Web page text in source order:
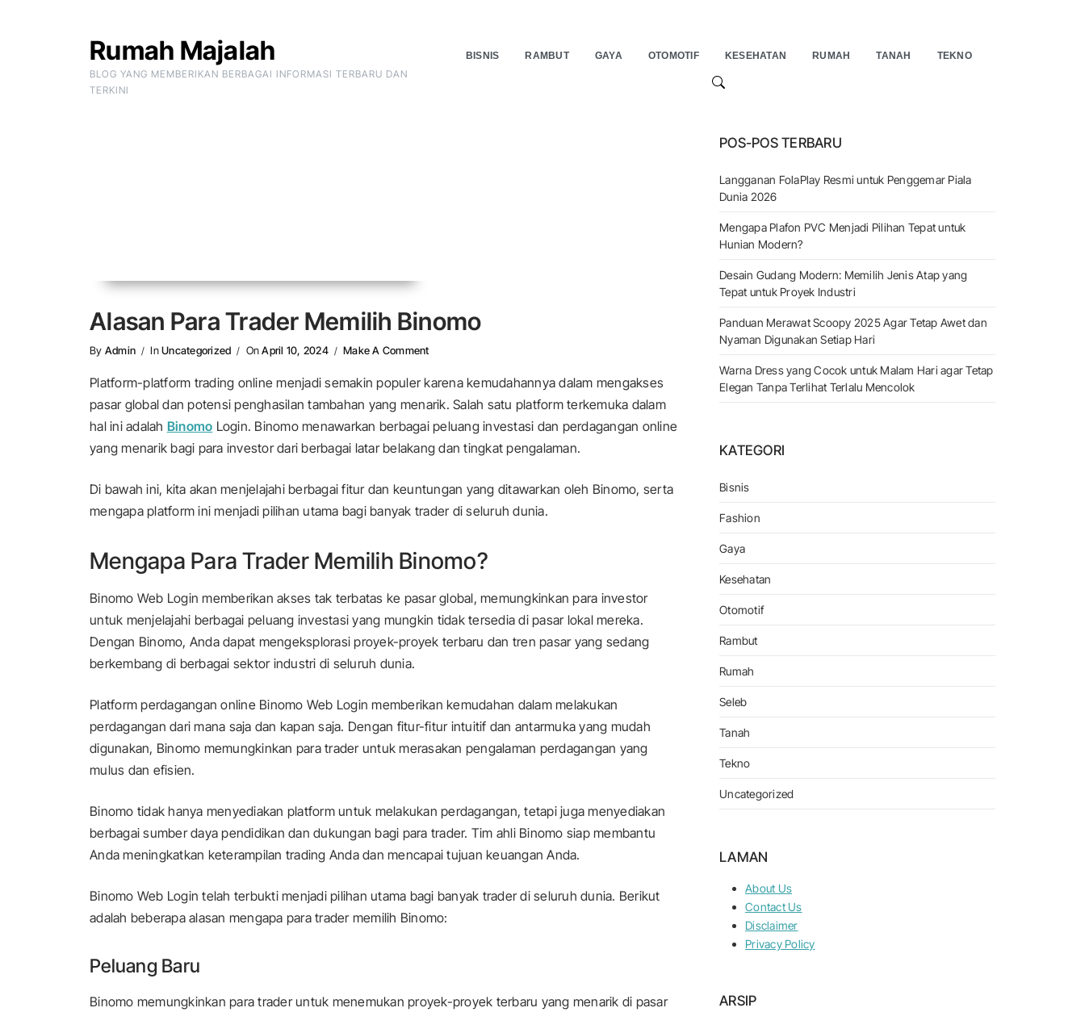
Rumah Majalah
BLOG YANG MEMBERIKAN BERBAGAI INFORMASI TERBARU DAN
TERKINI
BISNIS RAMBUT GAYA OTOMOTIF KESEHATAN RUMAH TANAH TEKNO
SEARCH
Alasan Para Trader Memilih Binomo
By Admin InUncategorized OnApril 10, 2024 Make A CommentOn Alasan Para Trader Memilih Binomo
Platform-platform trading online menjadi semakin populer karena kemudahannya dalam mengakses
pasar global dan potensi penghasilan tambahan yang menarik. Salah satu platform terkemuka dalam
hal ini adalah Binomo Login. Binomo menawarkan berbagai peluang investasi dan perdagangan online
yang menarik bagi para investor dari berbagai latar belakang dan tingkat pengalaman.
Di bawah ini, kita akan menjelajahi berbagai fitur dan keuntungan yang ditawarkan oleh Binomo, serta
mengapa platform ini menjadi pilihan utama bagi banyak trader di seluruh dunia.
Mengapa Para Trader Memilih Binomo?
Binomo Web Login memberikan akses tak terbatas ke pasar global, memungkinkan para investor
untuk menjelajahi berbagai peluang investasi yang mungkin tidak tersedia di pasar lokal mereka.
Dengan Binomo, Anda dapat mengeksplorasi proyek-proyek terbaru dan tren pasar yang sedang
berkembang di berbagai sektor industri di seluruh dunia.
Platform perdagangan online Binomo Web Login memberikan kemudahan dalam melakukan
perdagangan dari mana saja dan kapan saja. Dengan fitur-fitur intuitif dan antarmuka yang mudah
digunakan, Binomo memungkinkan para trader untuk merasakan pengalaman perdagangan yang
mulus dan efisien.
Binomo tidak hanya menyediakan platform untuk melakukan perdagangan, tetapi juga menyediakan
berbagai sumber daya pendidikan dan dukungan bagi para trader. Tim ahli Binomo siap membantu
Anda meningkatkan keterampilan trading Anda dan mencapai tujuan keuangan Anda.
Binomo Web Login telah terbukti menjadi pilihan utama bagi banyak trader di seluruh dunia. Berikut
adalah beberapa alasan mengapa para trader memilih Binomo:
Peluang Baru
Binomo memungkinkan para trader untuk menemukan proyek-proyek terbaru yang menarik di pasar
POS-POS TERBARU
Langganan FolaPlay Resmi untuk Penggemar Piala
Dunia 2026
Mengapa Plafon PVC Menjadi Pilihan Tepat untuk
Hunian Modern?
Desain Gudang Modern: Memilih Jenis Atap yang
Tepat untuk Proyek Industri
Panduan Merawat Scoopy 2025 Agar Tetap Awet dan
Nyaman Digunakan Setiap Hari
Warna Dress yang Cocok untuk Malam Hari agar Tetap
Elegan Tanpa Terlihat Terlalu Mencolok
KATEGORI
Bisnis
Fashion
Gaya
Kesehatan
Otomotif
Rambut
Rumah
Seleb
Tanah
Tekno
Uncategorized
LAMAN
About Us
Contact Us
Disclaimer
Privacy Policy
ARSIP